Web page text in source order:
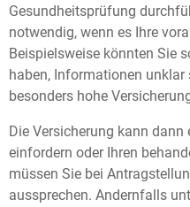
Gesundheitsprüfung
notwendig, wenn es Ihre
Beispielsweise könnten Sie
haben, Informationen unklar
besonders hohe
Die Versicherung kann dann
einfordern oder Ihren
müssen Sie bei
aussprechen. Andernfalls